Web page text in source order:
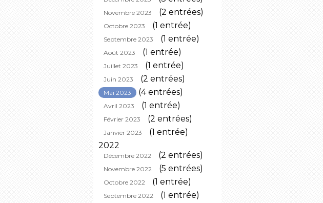
Novembre 2023 (2 entrées)
Octobre 2023 (1 entrée)
Septembre 2023 (1 entrée)
Août 2023 (1 entrée)
Juillet 2023 (1 entrée)
Juin 2023 (2 entrées)
Mai 2023 (4 entrées)
Avril 2023 (1 entrée)
Février 2023 (2 entrées)
Janvier 2023
(1 entrée)
2022
Décembre 2022 (2 entrées)
Novembre 2022 (5 entrées)
Octobre 2022 (1 entrée)
Septembre 2022 (1 entrée)